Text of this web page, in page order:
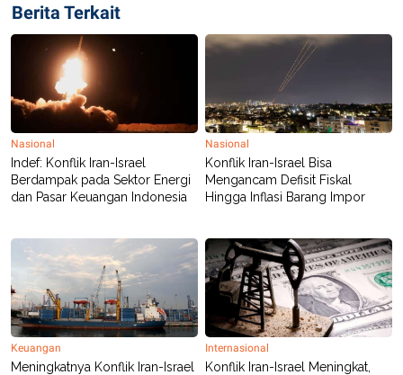
.
I
D
SITEMAPPROFILE
OF
USE
PEDOMAN
PEMBERITAAN
SIBER
PRIVACY
Berita Terkait
Nasional
Indef: Konflik Iran-Israel
Berdampak pada Sektor Energi
dan Pasar Keuangan Indonesia
Nasional
Konflik Iran-Israel Bisa
Mengancam Defisit Fiskal
Hingga Inflasi Barang Impor
Keuangan
Meningkatnya Konflik Iran-Israel
Internasional
Konflik Iran-Israel Meningkat,